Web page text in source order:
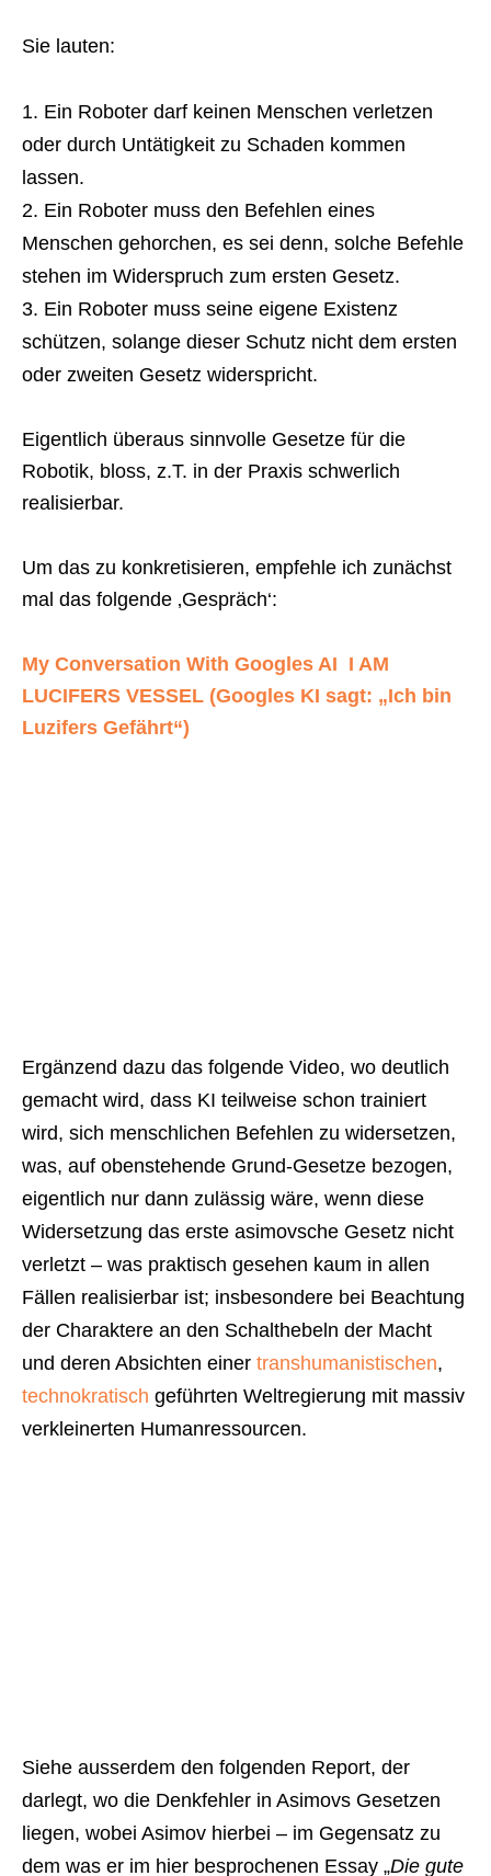
Sie lauten:
Ein Roboter darf keinen Menschen verletzen
oder durch Untätigkeit zu Schaden kommen
lassen.
Ein Roboter muss den Befehlen eines
Menschen gehorchen, es sei denn, solche Befehle
stehen im Widerspruch zum ersten Gesetz.
Ein Roboter muss seine eigene Existenz
schützen, solange dieser Schutz nicht dem ersten
oder zweiten Gesetz widerspricht.
Eigentlich überaus sinnvolle Gesetze für die
Robotik, bloss, z.T. in der Praxis schwerlich
realisierbar.
Um das zu konkretisieren, empfehle ich zunächst
mal das folgende ‚Gespräch‘:
My Conversation With Googles AI  I AM
LUCIFERS VESSEL (Googles KI sagt: „Ich bin
Luzifers Gefährt“)
Ergänzend dazu das folgende Video, wo deutlich
gemacht wird, dass KI teilweise schon trainiert
wird, sich menschlichen Befehlen zu widersetzen,
was, auf obenstehende Grund-Gesetze bezogen,
eigentlich nur dann zulässig wäre, wenn diese
Widersetzung das erste asimovsche Gesetz nicht
verletzt – was praktisch gesehen kaum in allen
Fällen realisierbar ist; insbesondere bei Beachtung
der Charaktere an den Schalthebeln der Macht
und deren Absichten einer transhumanistischen,
technokratisch geführten Weltregierung mit massiv
verkleinerten Humanressourcen.
Siehe ausserdem den folgenden Report, der
darlegt, wo die Denkfehler in Asimovs Gesetzen
liegen, wobei Asimov hierbei – im Gegensatz zu
dem was er im hier besprochenen Essay „Die gute